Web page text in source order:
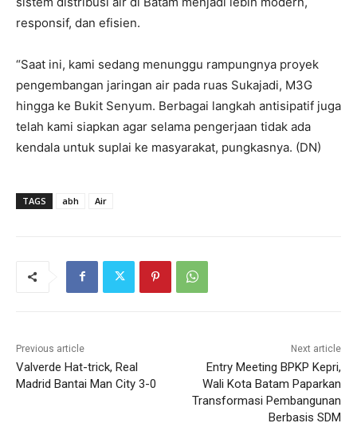
responsif, dan efisien.
“Saat ini, kami sedang menunggu rampungnya proyek
pengembangan jaringan air pada ruas Sukajadi, M3G
hingga ke Bukit Senyum. Berbagai langkah antisipatif juga
telah kami siapkan agar selama pengerjaan tidak ada
kendala untuk suplai ke masyarakat, pungkasnya. (DN)
TAGS abh Air
Previous article
Valverde Hat-trick, Real
Madrid Bantai Man City 3-0
Next article
Entry Meeting BPKP Kepri,
Wali Kota Batam Paparkan
Transformasi Pembangunan
Berbasis SDM